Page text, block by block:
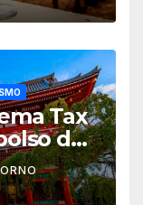
Tax
de